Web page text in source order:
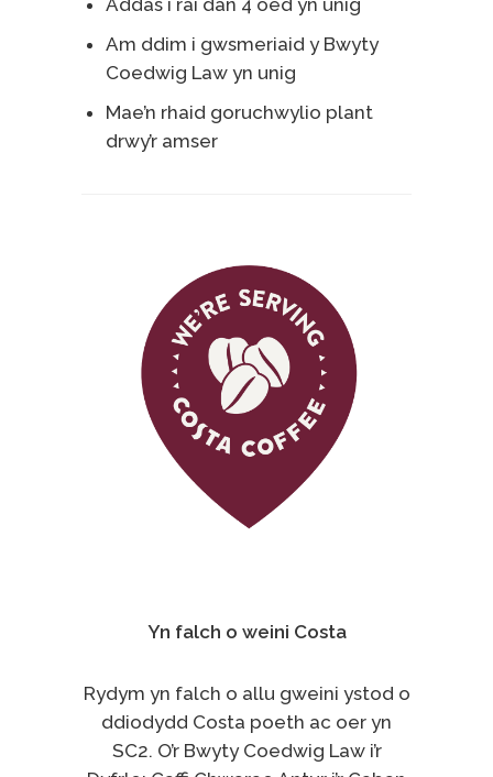
Am ddim i gwsmeriaid y Bwyty
Coedwig Law yn unig
Mae’n rhaid goruchwylio plant
drwy’r amser
Yn falch o weini Costa
Rydym yn falch o allu gweini ystod o
ddiodydd Costa poeth ac oer yn
SC2. O’r Bwyty Coedwig Law i’r